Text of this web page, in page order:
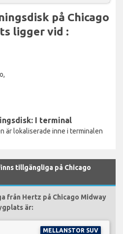
på Chicago
ligger vid :
I terminal
är lokaliserade inne i terminalen
tillgängliga på Chicago
från Hertz på Chicago Midway
är:
MELLANSTOR SUV